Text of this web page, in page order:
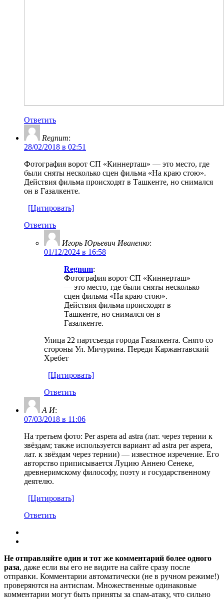
Ответить
Regnum:
28/02/2018 в 02:51
Фотография ворот СП «Киннерташ» — это место, где
были сняты несколько сцен фильма «На краю стою».
Действия фильма происходят в Ташкенте, но снимался
он в Газалкенте.
[Цитировать]
Ответить
Игорь Юрьевич Иваненко:
01/12/2024 в 16:58
Regnum:
Фотография ворот СП «Киннерташ»
— это место, где были сняты несколько
сцен фильма «На краю стою».
Действия фильма происходят в
Ташкенте, но снимался он в
Газалкенте.
Улица 22 партсъезда города Газалкента. Снято со
стороны Ул. Мичурина. Переди Каржантавский
Хребет
[Цитировать]
Ответить
А И:
07/03/2018 в 11:06
На третьем фото: Per aspera ad astra (лат. через тернии к
звёздам; также используется вариант ad astra per aspera,
лат. к звёздам через тернии) — известное изречение. Его
авторство приписывается Луцию Аннею Сенеке,
древнеримскому философу, поэту и государственному
деятелю.
[Цитировать]
Ответить
Не отправляйте один и тот же комментарий более одного
раза, даже если вы его не видите на сайте сразу после
отправки. Комментарии автоматически (не в ручном режиме!)
проверяются на антиспам. Множественные одинаковые
комментарии могут быть приняты за спам-атаку, что сильно